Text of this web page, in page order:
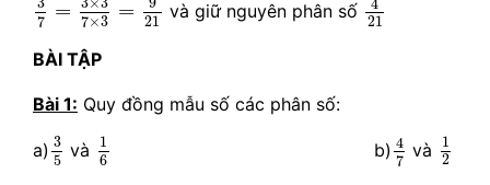
7
= 7×3 =
21 và giữ nguyên phân số
4
21
BÀI TẬP
Bài 1: Quy đồng mẫu số các phân số:
a) 3
5
3
và
1
6
1 b) 4
7
4
và
1
2
1